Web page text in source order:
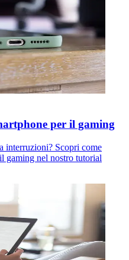
per il gaming
interruzioni? Scopri come
gaming nel nostro tutorial